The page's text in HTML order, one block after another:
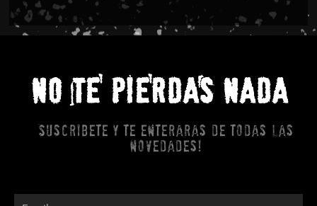
NO TE PIERDAS NADA
Suscribete y te enteraras de todas las
novedades!